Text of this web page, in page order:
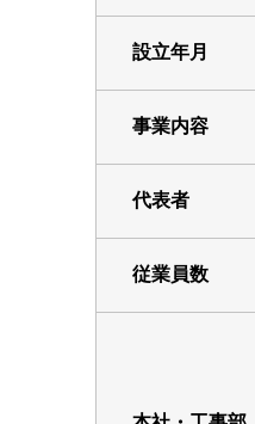
設立年月
事業内容
代表者
従業員数